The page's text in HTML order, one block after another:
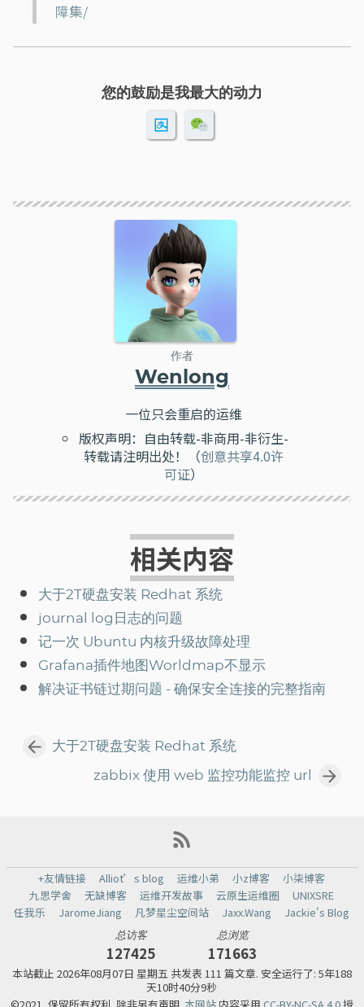
障集/
您的鼓励是我最大的动力
作者
Wenlong
一位只会重启的运维
版权声明：自由转载-非商用-非衍生-
转载请注明出处！（创意共享4.0许
可证）
相关内容
大于2T硬盘安装 Redhat 系统
journal log日志的问题
记一次 Ubuntu 内核升级故障处理
Grafana插件地图Worldmap不显示
解决证书链过期问题 - 确保安全连接的完整指南
大于2T硬盘安装 Redhat 系统
zabbix 使用 web 监控功能监控 url
+友情链接 Alliot’s blog 运维小弟 小z博客
小柒博客
九思学舍
无缺博客 运维开发故事 云原生运维圈
UNIXSRE
任我乐
JaromeJiang 凡梦星尘空间站 Jaxx.Wang Jackie's Blog
总访客
127425
总浏览
171663
本站截止 2026年08月07日 星期五 共发表 111 篇文章. 安全运行了: 5年188
天10时40分9秒